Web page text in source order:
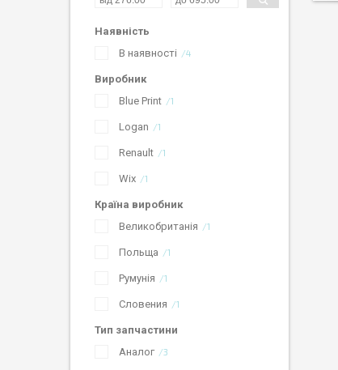
Наявність
В наявності
4
Виробник
Blue Print
1
Logan 1
Renault 1
Wix 1
Країна виробник
Великобританія
1
Польща 1
Румунія 1
Словения 1
Тип запчастини
Аналог
3